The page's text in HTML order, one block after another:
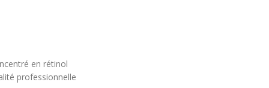
en rétinol
professionnelle